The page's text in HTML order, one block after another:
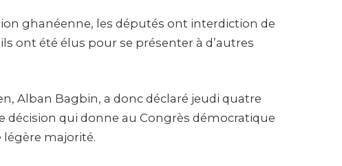
ghanéenne, les députés ont interdiction de
ont été élus pour se présenter à d’autres
Alban Bagbin, a donc déclaré jeudi quatre
décision qui donne au Congrès démocratique
légère majorité.